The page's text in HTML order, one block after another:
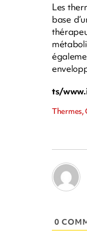
Les
base
ts/
Thermes,
0